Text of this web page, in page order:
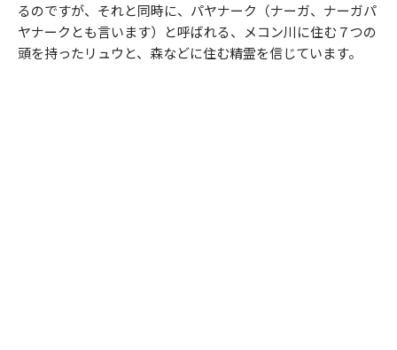
るのですが、それと同時に、パヤナーク（ナーガ、ナーガパ
ヤナークとも言います）と呼ばれる、メコン川に住む７つの
頭を持ったリュウと、森などに住む精霊を信じています。